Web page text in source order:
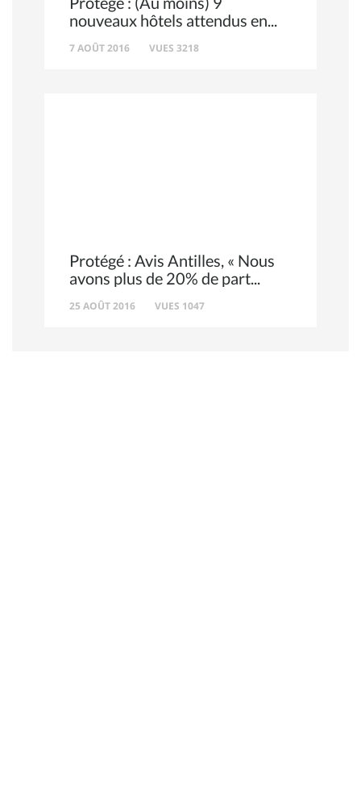
nouveaux hôtels attendus en
7 AOÛT 2016 VUES 3218
Protégé : Avis Antilles, « Nous
avons plus de 20% de part
25 AOÛT 2016 VUES 1047